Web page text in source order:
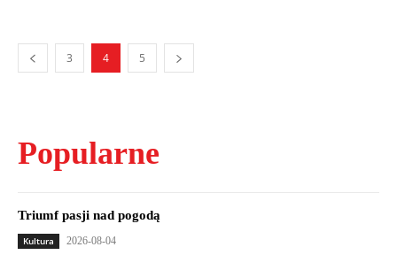
3 4 5
Popularne
Triumf pasji nad pogodą
Kultura 2026-08-04